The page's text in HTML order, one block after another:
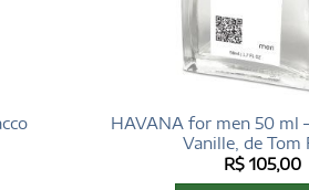
HAVANA for men 50 ml
Vanille, de Tom
R$105,00